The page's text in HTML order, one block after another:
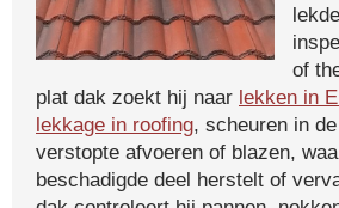
of
plat dak zoekt hij naar lekken in
lekkage in roofing, scheuren in
verstopte afvoeren of blazen,
beschadigde deel herstelt of